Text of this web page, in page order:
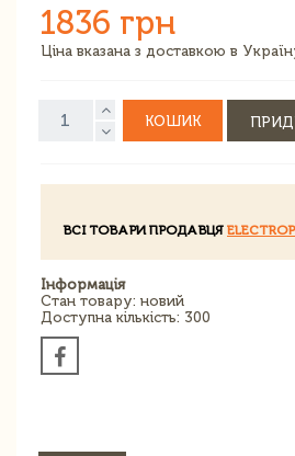
1836 грн
Ціна вказана з доставкою в
КОШИК
ВСІ ТОВАРИ ПРОДАВЦЯ
Інформація
Стан товару: новий
Доступна кількість: 300